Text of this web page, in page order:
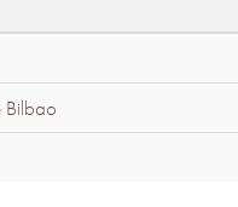
Bilbao